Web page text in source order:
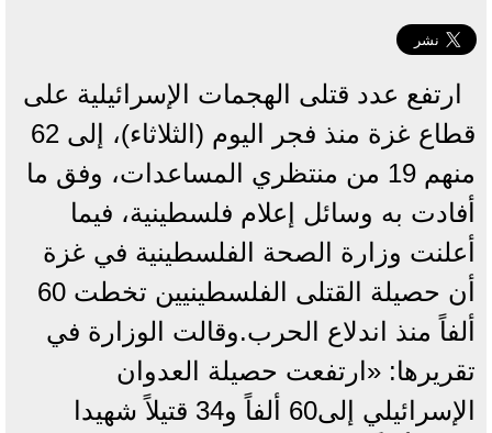
ارتفع عدد قتلى الهجمات الإسرائيلية على
قطاع غزة منذ فجر اليوم (الثلاثاء)، إلى 62
منهم 19 من منتظري المساعدات، وفق ما
أفادت به وسائل إعلام فلسطينية، فيما
أعلنت وزارة الصحة الفلسطينية في غزة
أن حصيلة القتلى الفلسطينيين تخطت 60
ألفاً منذ اندلاع الحرب.وقالت الوزارة في
تقريرها: «ارتفعت حصيلة العدوان
الإسرائيلي إلى60 ألفاً و34 قتيلاً شهيدا